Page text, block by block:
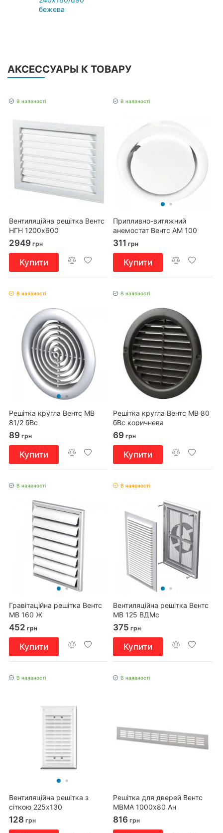
бежева
АКСЕССУАРЫ К ТОВАРУ
В наявності
Вентиляційна решітка Вентс
НГН 1200х600
2949 грн
Купити
В наявності
Припливно-витяжний
анемостат Вентс АМ 100
ВРФ
311 грн
Купити
В наявності
Решітка кругла Вентс МВ
81/2 бВс
89 грн
Купити
В наявності
Решітка кругла Вентс МВ 80
бВс коричнева
69 грн
Купити
В наявності
Гравітаційна решітка Вентс
МВ 160 Ж
452 грн
Купити
В наявності
Вентиляційна решітка Вентс
МВ 125 ВДМс
375 грн
Купити
В наявності
Вентиляційна решітка з
сіткою 225x130
128 грн
В наявності
Решітка для дверей Вентс
МВМА 1000х80 Ан
816 грн